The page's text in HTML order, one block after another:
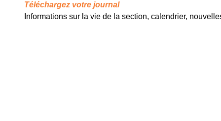
Téléchargez votre journal
Informations sur la vie de la section, calendrier,